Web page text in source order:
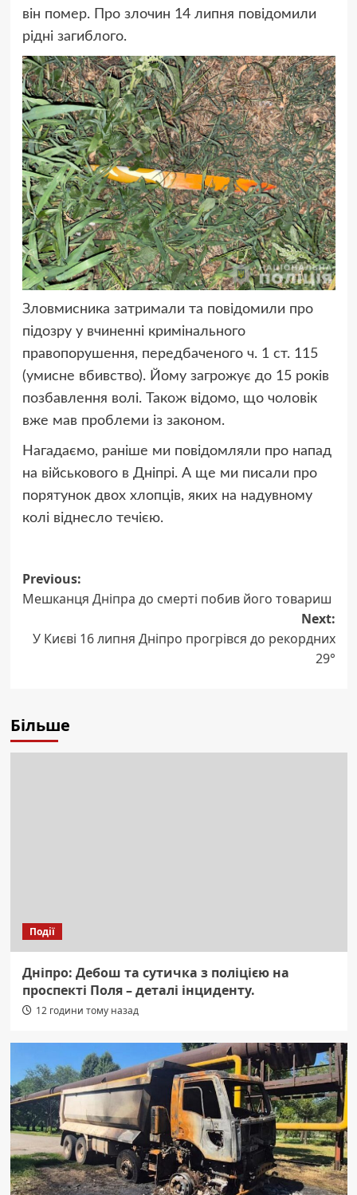
він помер. Про злочин 14 липня повідомили
рідні загиблого.
Зловмисника затримали та повідомили про
підозру у вчиненні кримінального
правопорушення, передбаченого ч. 1 ст. 115
(умисне вбивство). Йому загрожує до 15 років
позбавлення волі. Також відомо, що чоловік
вже мав проблеми із законом.
Нагадаємо, раніше ми повідомляли про напад
на військового в Дніпрі. А ще ми писали про
порятунок двох хлопців, яких на надувному
колі віднесло течією.
Post
navigation
Previous:
Мешканця Дніпра до смерті побив його товариш
Next:
У Києві 16 липня Дніпро прогрівся до рекордних
29°
Більше
Події
Дніпро: Дебош та сутичка з поліцією на
проспекті Поля – деталі інциденту.
12 години тому назад